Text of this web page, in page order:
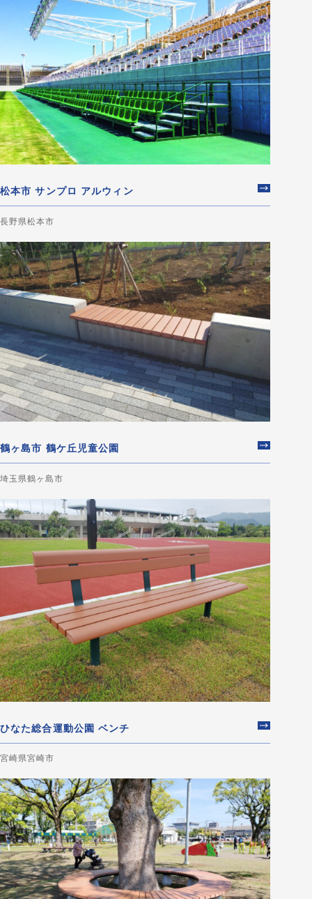
松本市 サンプロ アルウィン
長野県松本市
鶴ヶ島市 鶴ケ丘児童公園
埼玉県鶴ヶ島市
ひなた総合運動公園 ベンチ
宮崎県宮崎市